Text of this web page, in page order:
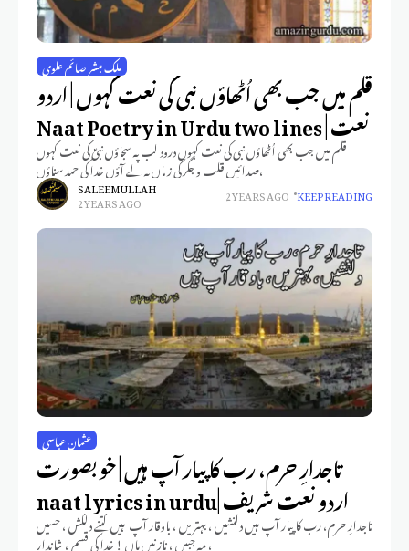
ملک مبشر صائم علوی
قلم میں جب بھی اُٹھاؤں نبی کی نعت کہوں | اردو
نعت | Naat Poetry in Urdu two lines
قلم میں جب بھی اُٹھاؤں نبی کی نعت کہوں درود لب پہ سجاؤں نبیؐ کی نعت کہوں
صدائیں قلب و جگر کی زباں پہ لے آؤں خدا کی حمد سناؤں،
SALEEM ULLAH
2 YEARS AGO 2 YEARS AGO KEEP READING
عثمان عباسی
تاجدارِ حرم، رب کا پیار آپ ہیں | خوبصورت
اردو نعت شریف |naat lyrics in urdu
تاجدارِ حرم، رب کا پیار آپ ہیں دلنشیں ، بہتریں ، باوقار آپ ہیں کتنے دلکش ، حسیں
، مہ جبیں ، نازنیں ہاں ! خدا کی قسم ، شاندار